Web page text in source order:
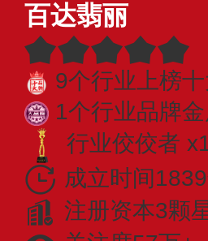
百达翡丽
9个行业上榜
1个行业品牌
行业佼佼者
成立时间
注册资本3颗